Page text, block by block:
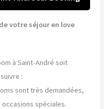
votre séjour en love
à Saint-André soit
:
sont très demandées,
spéciales.